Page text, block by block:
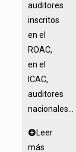
auditores
inscritos
en el
ROAC,
en el
ICAC,
auditores
nacionales...
Leer
más